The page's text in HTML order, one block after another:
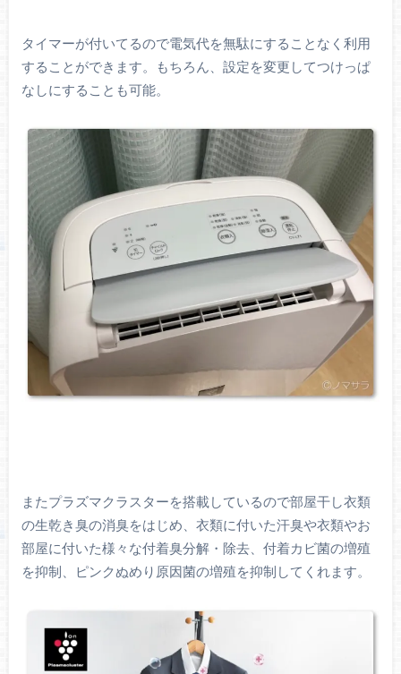
タイマーが付いてるので電気代を無駄にすることなく利用
することができます。もちろん、設定を変更してつけっぱ
なしにすることも可能。
またプラズマクラスターを搭載しているので部屋干し衣類
の生乾き臭の消臭をはじめ、衣類に付いた汗臭や衣類やお
部屋に付いた様々な付着臭分解・除去、付着カビ菌の増殖
を抑制、ピンクぬめり原因菌の増殖を抑制してくれます。